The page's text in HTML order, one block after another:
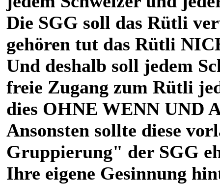
Die SGG soll das Rütli
gehören tut das Rütli
Und deshalb soll jedem
freie Zugang zum Rütli
dies OHNE WENN UND
Ansonsten sollte diese
Gruppierung" der SGG
Ihre eigene Gesinnung